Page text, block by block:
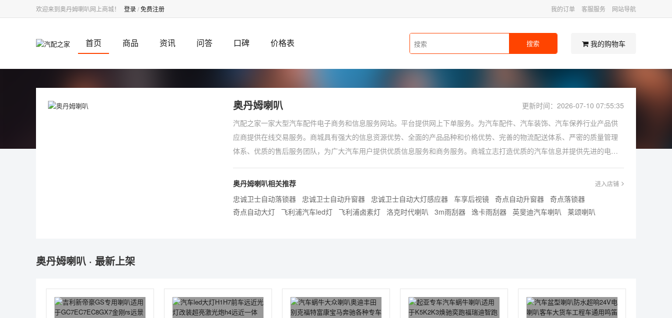
欢迎来到奥丹姆喇叭网上商城！ 登录/免费注册 我的订单 客服服务 网站导航
首页 商品 资讯 问答 口碑 价格表 搜索 我的购物车
奥丹姆喇叭
更新时间：2026-07-10 07:55:35
汽配之家一家大型汽车配件电子商务和信息服务网站。平台提供网上下单服务。为汽车配件、汽车装饰、汽车保养行业产品供
应商提供在线交易服务。商城具有强大的信息资源优势、全面的产品品种和价格优势、完善的物流配送体系、严密的质量管理
体系、优质的售后服务团队，为广大汽车用户提供优质信息服务和商务服务。商城立志打造优质的汽车信息并提供先进的电子
此平台了解奥丹姆喇叭价格，奥丹姆喇叭图片及产品使用说明。了解到，大量的用户向我们咨询有关奥丹姆喇叭的相关问题，
问题，用户都可以在我们平台留言，我们会第一时间回复疑问。
奥丹姆喇叭相关推荐 进入店铺
忠诚卫士自动落锁器 忠诚卫士自动升窗器 忠诚卫士自动大灯感应器 车享后视镜 奇点自动升窗器 奇点落锁器
奇点自动大灯
飞利浦汽车led灯 飞利浦卤素灯 洛克时代喇叭 3m雨刮器 逸卡雨刮器 英斐迪汽车喇叭 莱颂喇叭
奥丹姆喇叭 · 最新上架